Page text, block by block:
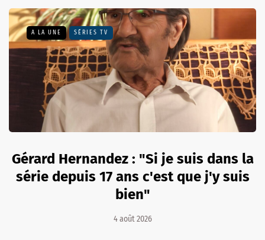
A LA UNE SÉRIES TV
Gérard Hernandez : "Si je suis dans la
série depuis 17 ans c'est que j'y suis
bien"
4 août 2026